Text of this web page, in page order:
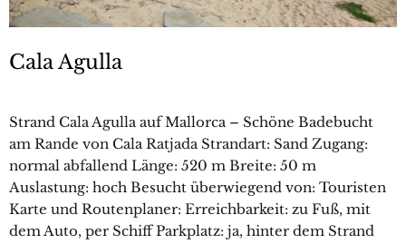
Cala Agulla
Strand Cala Agulla auf Mallorca – Schöne Badebucht
am Rande von Cala Ratjada Strandart: Sand Zugang:
normal abfallend Länge: 520 m Breite: 50 m
Auslastung: hoch Besucht überwiegend von: Touristen
Karte und Routenplaner: Erreichbarkeit: zu Fuß, mit
dem Auto, per Schiff Parkplatz: ja, hinter dem Strand